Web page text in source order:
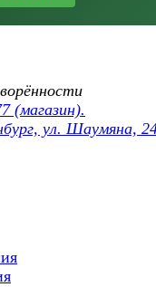
(магазин).
ул. Шаумяна,